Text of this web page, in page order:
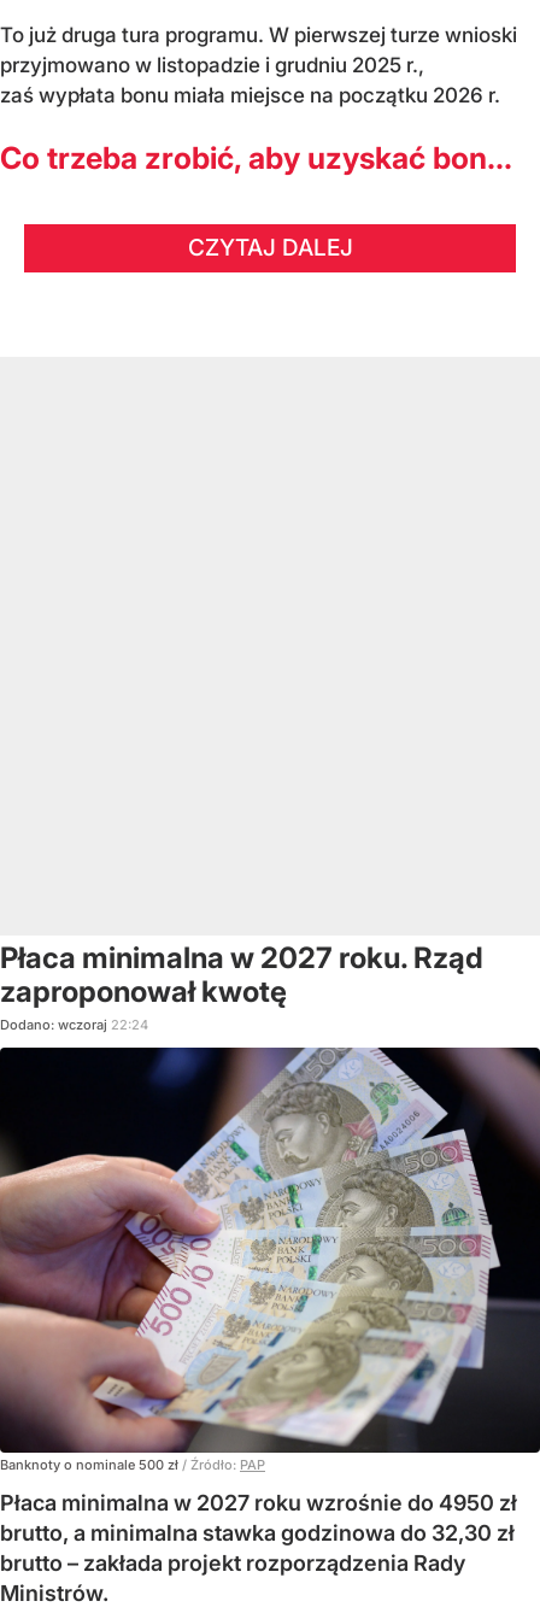
To już druga tura programu. W pierwszej turze wnioski
przyjmowano w listopadzie i grudniu 2025 r.,
zaś wypłata bonu miała miejsce na początku 2026 r.
Co trzeba zrobić, aby uzyskać bon...
CZYTAJ DALEJ
Płaca minimalna w 2027 roku. Rząd
zaproponował kwotę
Dodano: wczoraj 22:24
Banknoty o nominale 500 zł / Źródło: PAP
Płaca minimalna w 2027 roku wzrośnie do 4950 zł
brutto, a minimalna stawka godzinowa do 32,30 zł
brutto – zakłada projekt rozporządzenia Rady
Ministrów.